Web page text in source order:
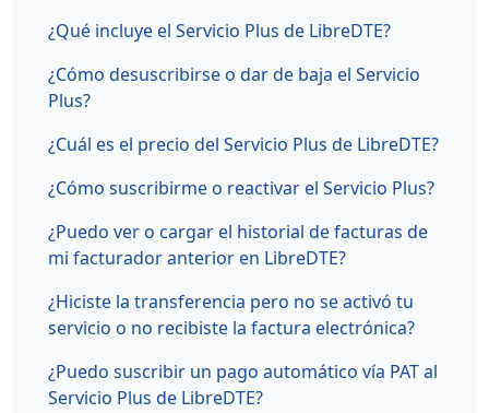
¿Qué incluye el Servicio Plus de LibreDTE?
¿Cómo desuscribirse o dar de baja el Servicio
Plus?
¿Cuál es el precio del Servicio Plus de LibreDTE?
¿Cómo suscribirme o reactivar el Servicio Plus?
¿Puedo ver o cargar el historial de facturas de
mi facturador anterior en LibreDTE?
¿Hiciste la transferencia pero no se activó tu
servicio o no recibiste la factura electrónica?
¿Puedo suscribir un pago automático vía PAT al
Servicio Plus de LibreDTE?